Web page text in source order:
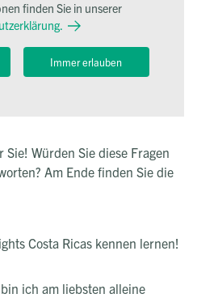
finden Sie in unserer
Immer erlauben
Würden Sie diese Fragen
Am Ende finden Sie die
Costa Ricas kennen lernen!
ich am liebsten alleine